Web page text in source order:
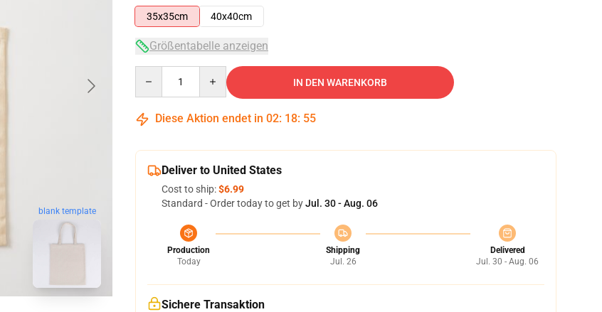
blank template
35x35cm
40x40cm
Größentabelle anzeigen
IN DEN WARENKORB
Diese Aktion endet in 02: 18: 54
Deliver to United States
Cost to ship:$6.99
Standard - Order today to get byJul. 30 - Aug. 06
Production
Today
Shipping
Jul. 26
Delivered
Jul. 30 - Aug. 06
Sichere Transaktion